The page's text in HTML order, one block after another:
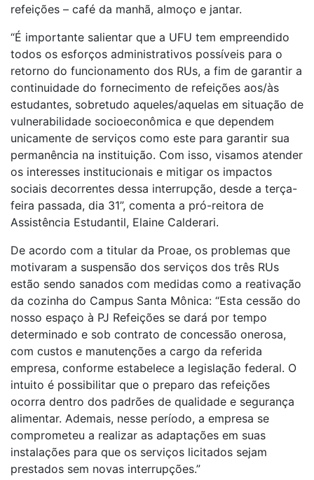
refeições – café da manhã, almoço e jantar.
“É importante salientar que a UFU tem empreendido
todos os esforços administrativos possíveis para o
retorno do funcionamento dos RUs, a fim de garantir a
continuidade do fornecimento de refeições aos/às
estudantes, sobretudo aqueles/aquelas em situação de
vulnerabilidade socioeconômica e que dependem
unicamente de serviços como este para garantir sua
permanência na instituição. Com isso, visamos atender
os interesses institucionais e mitigar os impactos
sociais decorrentes dessa interrupção, desde a terça-
feira passada, dia 31”, comenta a pró-reitora de
Assistência Estudantil, Elaine Calderari.
De acordo com a titular da Proae, os problemas que
motivaram a suspensão dos serviços dos três RUs
estão sendo sanados com medidas como a reativação
da cozinha do Campus Santa Mônica: “Esta cessão do
nosso espaço à PJ Refeições se dará por tempo
determinado e sob contrato de concessão onerosa,
com custos e manutenções a cargo da referida
empresa, conforme estabelece a legislação federal. O
intuito é possibilitar que o preparo das refeições
ocorra dentro dos padrões de qualidade e segurança
alimentar. Ademais, nesse período, a empresa se
comprometeu a realizar as adaptações em suas
instalações para que os serviços licitados sejam
prestados sem novas interrupções.”